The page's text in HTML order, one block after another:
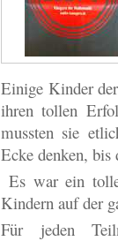
Einige Kinder
ihren tollen
mussten sie
Ecke denken, bis
Es war ein
Kindern auf der
Für jeden